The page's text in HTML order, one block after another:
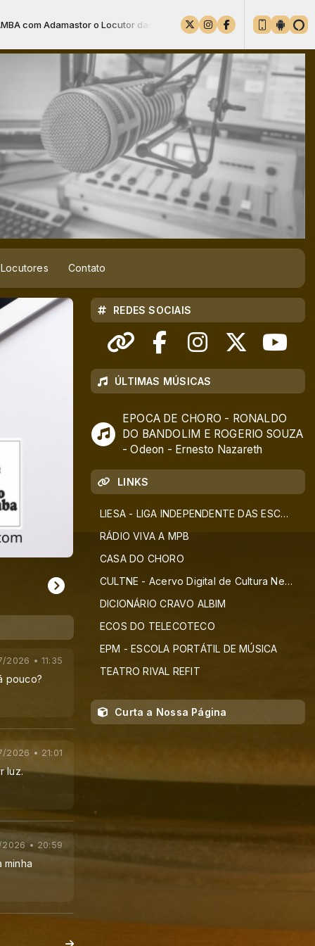
das 23:00 às 00:00 -Tocando agora: EPOCA DE CHORO -
Locutores Contato
2026 • 11:35
pouco?
2026 • 21:01
luz.
2026 • 20:59
minha
REDES SOCIAIS
ÚLTIMAS MÚSICAS
EPOCA DE CHORO - RONALDO
DO BANDOLIM E ROGERIO SOUZA
- Odeon - Ernesto Nazareth
LINKS
LIESA - LIGA INDEPENDENTE DAS ESCOLAS DE SAMBA
RÁDIO VIVA A MPB
CASA DO CHORO
CULTNE - Acervo Digital de Cultura Negra
DICIONÁRIO CRAVO ALBIM
ECOS DO TELECOTECO
EPM - ESCOLA PORTÁTIL DE MÚSICA
TEATRO RIVAL REFIT
Curta a Nossa Página